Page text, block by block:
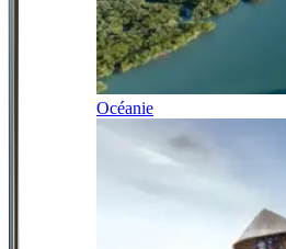
Océanie